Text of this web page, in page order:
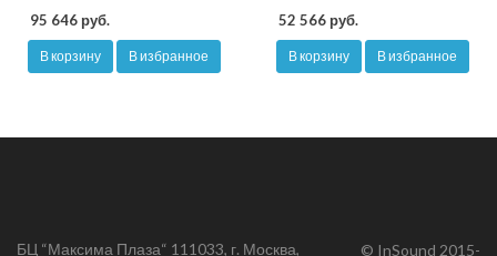
95 646 руб.
В корзину В избранное
52 566 руб.
В корзину В избранное
БЦ “Максима Плаза“ 111033, г. Москва, © InSound 2015-